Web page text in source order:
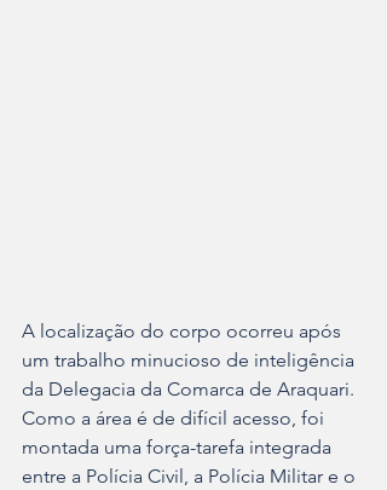
A localização do corpo ocorreu após
um trabalho minucioso de inteligência
da Delegacia da Comarca de Araquari.
Como a área é de difícil acesso, foi
montada uma força-tarefa integrada
entre a Polícia Civil, a Polícia Militar e o